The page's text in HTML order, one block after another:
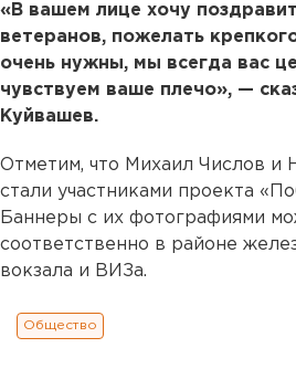
«В вашем лице хочу
ветеранов, пожелать
очень нужны, мы всегда вас
чувствуем ваше плечо», —
Куйвашев.
Отметим, что Михаил Числов и
стали участниками проекта
Баннеры с их фотографиями
соответственно в районе
вокзала и ВИЗа.
Общество